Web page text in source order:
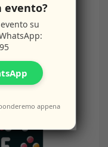
evento?
su
appena